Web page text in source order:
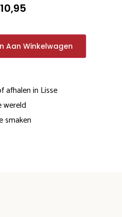
Aan Winkelwagen
afhalen in Lisse
wereld
smaken